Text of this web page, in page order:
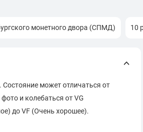
монетного двора (СПМД) 10
Состояние может отличаться от
и колебаться от VG
до VF (Очень хорошее).